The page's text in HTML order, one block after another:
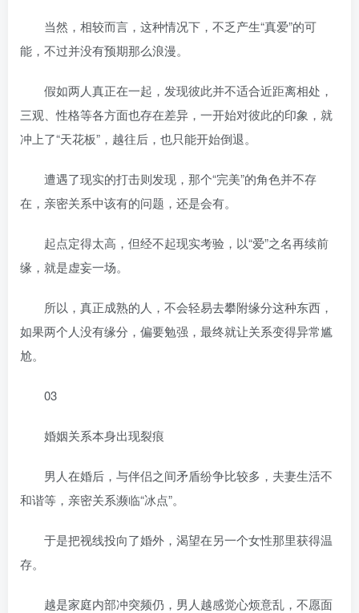
当然，相较而言，这种情况下，不乏产生“真爱”的可
能，不过并没有预期那么浪漫。
假如两人真正在一起，发现彼此并不适合近距离相处，
三观、性格等各方面也存在差异，一开始对彼此的印象，就
冲上了“天花板”，越往后，也只能开始倒退。
遭遇了现实的打击则发现，那个“完美”的角色并不存
在，亲密关系中该有的问题，还是会有。
起点定得太高，但经不起现实考验，以“爱”之名再续前
缘，就是虚妄一场。
所以，真正成熟的人，不会轻易去攀附缘分这种东西，
如果两个人没有缘分，偏要勉强，最终就让关系变得异常尴
尬。
03
婚姻关系本身出现裂痕
男人在婚后，与伴侣之间矛盾纷争比较多，夫妻生活不
和谐等，亲密关系濒临“冰点”。
于是把视线投向了婚外，渴望在另一个女性那里获得温
存。
越是家庭内部冲突频仍，男人越感觉心烦意乱，不愿面